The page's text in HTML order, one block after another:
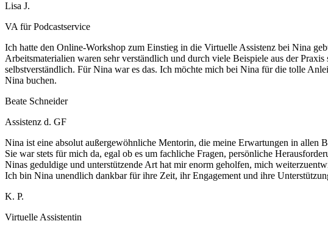
Lisa J.
VA für Podcastservice
Ich hatte den Online-Workshop zum Einstieg in die Virtuelle Assistenz bei Nina
Arbeitsmaterialien waren sehr verständlich und durch viele Beispiele aus der
selbstverständlich. Für Nina war es das. Ich möchte mich bei Nina für die tolle
Nina buchen.
Beate Schneider
Assistenz d. GF
Nina ist eine absolut außergewöhnliche Mentorin, die meine Erwartungen in allen
Sie war stets für mich da, egal ob es um fachliche Fragen, persönliche
Ninas geduldige und unterstützende Art hat mir enorm geholfen, mich
Ich bin Nina unendlich dankbar für ihre Zeit, ihr Engagement und ihre
K. P.
Virtuelle Assistentin